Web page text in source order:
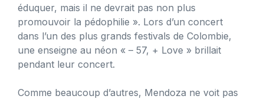
éduquer, mais il ne devrait pas non plus
promouvoir la pédophilie ». Lors d’un concert
dans l’un des plus grands festivals de Colombie,
une enseigne au néon « – 57, + Love » brillait
pendant leur concert.
Comme beaucoup d’autres, Mendoza ne voit pas